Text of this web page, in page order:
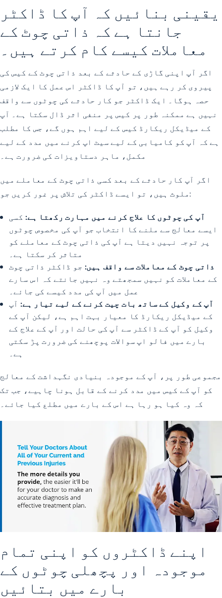
یقینی بنائیں کہ آپ کا ڈاکٹر
جانتا ہے کہ ذاتی چوٹ کے
معاملات کیسے کام کرتے ہیں۔
اگر آپ اپنی گاڑی کے حادثے کے بعد ذاتی چوٹ کے کیس کی
پیروی کر رہے ہیں، تو آپ کا ڈاکٹر اس عمل کا ایک لازمی
حصہ ہوگا۔ ایک ڈاکٹر جو کار حادثے کی چوٹوں سے واقف
نہیں ہے ممکنہ طور پر کیس پر منفی اثر ڈال سکتا ہے۔ آپ
کے میڈیکل ریکارڈ کیس کے لیے اہم ہوں گے، جس کا مطلب
ہے کہ آپ کو کامیابی کے لیے سیٹ اپ کرنے میں مدد کے لیے
مکمل، ماہر دستاویزات کی ضرورت ہے۔
اگر آپ کار حادثے کے بعد کسی ذاتی چوٹ کے معاملے میں
ملوث ہیں، تو ایسے ڈاکٹر کی تلاش پر غور کریں جو:
آپ کی چوٹوں کا علاج کرنے میں مہارت رکھتا ہے: کسی
ایسے معالج سے ملنے کا انتخاب جو آپ کی مخصوص چوٹوں
پر توجہ نہیں دیتا ہے آپ کی ذاتی چوٹ کے معاملے کو
متاثر کر سکتا ہے۔
ذاتی چوٹ کے معاملات سے واقف ہیں: جو ڈاکٹر ذاتی چوٹ
کے معاملات کو نہیں سمجھتے وہ نہیں جانتے کہ اس سارے
عمل میں آپ کی مدد کیسے کی جائے۔
آپ کے وکیل کے ساتھ بات چیت کرنے کے لیے تیار ہے: آپ
کے میڈیکل ریکارڈ کا معیار بہت اہم ہے، لیکن آپ کے
وکیل کو آپ کے ڈاکٹر سے آپ کی حالت اور آپ کے علاج کے
بارے میں فالو اپ سوالات پوچھنے کی ضرورت پڑ سکتی
ہے۔
مجموعی طور پر، آپ کے موجودہ بنیادی نگہداشت کے معالج
کو آپ کے کیس میں مدد کرنے کے قابل ہونا چاہیے، جب تک
کہ وہ کیا ہو رہا ہے اس کے بارے میں مطلع کیا جائے۔
اپنے ڈاکٹروں کو اپنی تمام
موجودہ اور پچھلی چوٹوں کے
بارے میں بتائیں